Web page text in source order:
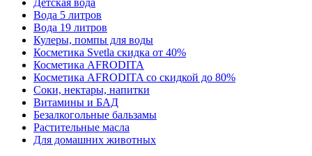
Вода 5 литров
Вода 19 литров
Кулеры, помпы для воды
Косметика Svetla скидка от 40%
Косметика AFRODITA
Косметика AFRODITA со скидкой до 80%
Соки, нектары, напитки
Витамины и БАД
Безалкогольные бальзамы
Растительные масла
Для домашних животных